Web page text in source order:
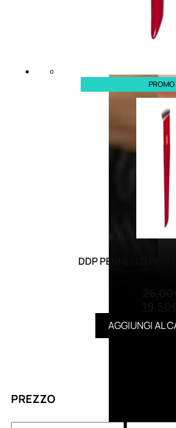
PREZZO
PROMO
DDP PENNELLO
AGGIUNGI AL